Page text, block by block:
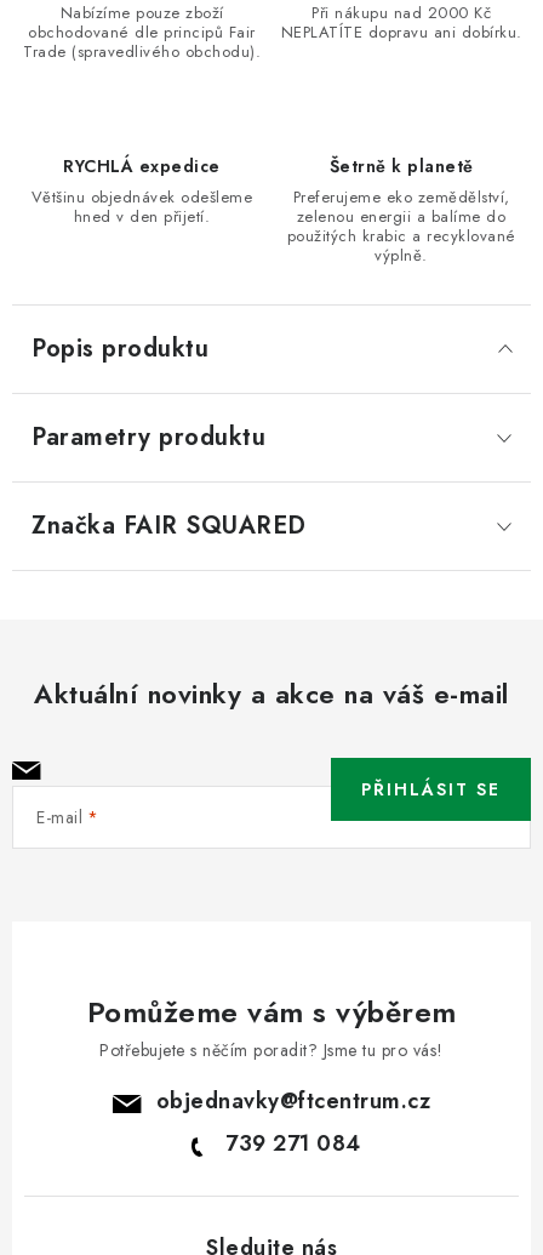
Nabízíme pouze zboží
obchodované dle principů Fair
Trade (spravedlivého obchodu).
Při nákupu nad 2000 Kč
NEPLATÍTE dopravu ani dobírku.
RYCHLÁ expedice
Většinu objednávek odešleme
hned v den přijetí.
Šetrně k planetě
Preferujeme eko zemědělství,
zelenou energii a balíme do
použitých krabic a recyklované
výplně.
Popis produktu
Parametry produktu
Značka FAIR SQUARED
Aktuální novinky a akce na váš e-mail
E-mail
PŘIHLÁSIT SE
Pomůžeme vám s výběrem
Potřebujete s něčím poradit? Jsme tu pro vás!
objednavky@ftcentrum.cz
739 271 084